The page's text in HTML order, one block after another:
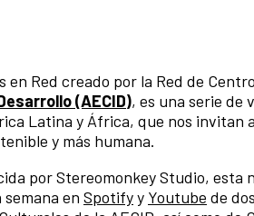
Red creado por la Red de
(AECID), es una serie de
Latina y África, que nos invitan
y más humana.
por Stereomonkey Studio, esta
en Spotifyy Youtube de